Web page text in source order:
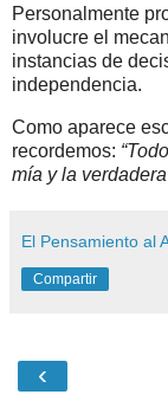
Personalmente
involucre el
instancias de
independencia.
Como aparece
recordemos:
mía y la
El Pensamiento al
Compartir
‹